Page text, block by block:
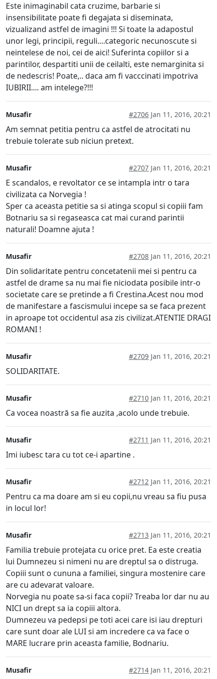
Este inimaginabil cata cruzime, barbarie si
insensibilitate poate fi degajata si diseminata,
vizualizand astfel de imagini !!! Si toate la adapostul
unor legi, principii, reguli....categoric necunoscute si
neintelese de noi, cei de aici! Suferinta copiilor si a
parintilor, despartiti unii de ceilalti, este nemarginita si
de nedescris! Poate,.. daca am fi vacccinati impotriva
IUBIRII.... am intelege?!!!
Musafir #2706 Jan 11, 2016, 20:21
Am semnat petitia pentru ca astfel de atrocitati nu
trebuie tolerate sub niciun pretext.
Musafir #2707 Jan 11, 2016, 20:21
E scandalos, e revoltator ce se intampla intr o tara
civilizata ca Norvegia !
Sper ca aceasta petitie sa si atinga scopul si copiii fam
Botnariu sa si regaseasca cat mai curand parintii
naturali! Doamne ajuta !
Musafir #2708 Jan 11, 2016, 20:21
Din solidaritate pentru concetatenii mei si pentru ca
astfel de drame sa nu mai fie niciodata posibile intr-o
societate care se pretinde a fi Crestina.Acest nou mod
de manifestare a fascismului incepe sa se faca prezent
in aproape tot occidentul asa zis civilizat.ATENTIE DRAGI
ROMANI !
Musafir #2709 Jan 11, 2016, 20:21
SOLIDARITATE.
Musafir #2710 Jan 11, 2016, 20:21
Ca vocea noastră sa fie auzita ,acolo unde trebuie.
Musafir #2711 Jan 11, 2016, 20:21
Imi iubesc tara cu tot ce-i apartine .
Musafir #2712 Jan 11, 2016, 20:21
Pentru ca ma doare am si eu copii,nu vreau sa fiu pusa
in locul lor!
Musafir #2713 Jan 11, 2016, 20:21
Familia trebuie protejata cu orice pret. Ea este creatia
lui Dumnezeu si nimeni nu are dreptul sa o distruga.
Copiii sunt o cununa a familiei, singura mostenire care
are cu adevarat valoare.
Norvegia nu poate sa-si faca copii? Treaba lor dar nu au
NICI un drept sa ia copiii altora.
Dumnezeu va pedepsi pe toti acei care isi iau drepturi
care sunt doar ale LUI si am incredere ca va face o
MARE lucrare prin aceasta familie, Bodnariu.
Musafir #2714 Jan 11, 2016, 20:21